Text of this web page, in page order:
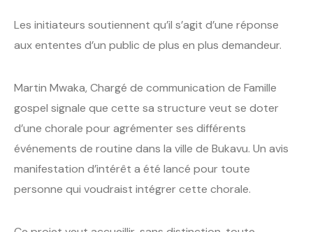
Les initiateurs soutiennent qu’il s’agit d’une réponse
aux ententes d’un public de plus en plus demandeur.
Martin Mwaka, Chargé de communication de Famille
gospel signale que cette sa structure veut se doter
d’une chorale pour agrémenter ses différents
événements de routine dans la ville de Bukavu. Un avis
manifestation d’intérêt a été lancé pour toute
personne qui voudraist intégrer cette chorale.